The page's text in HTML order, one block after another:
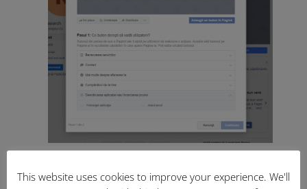
This website uses cookies to improve your experience. We'll